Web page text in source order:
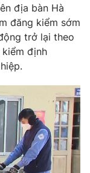
địa bàn Hà
đăng kiểm sớm
trở lại theo
định